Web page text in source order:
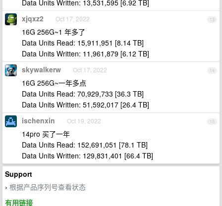
Data Units Written: 13,531,595 [6.92 TB]
13
xjqxz2 Oct 17, 2022
16G 256G~1 年多了
Data Units Read: 15,911,951 [8.14 TB]
Data Units Written: 11,961,879 [6.12 TB]
14
skywalkerw Oct 17, 2022
16G 256G~一年多点
Data Units Read: 70,929,733 [36.3 TB]
Data Units Written: 51,592,017 [26.4 TB]
15
ischenxin Oct 19, 2022
14pro 买了一年
Data Units Read: 152,691,051 [78.1 TB]
Data Units Written: 129,831,401 [66.4 TB]
Support
› 根据产品序列号查看状态
有用链接